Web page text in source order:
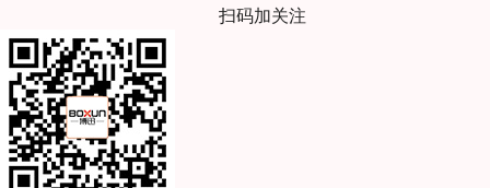
扫码加关注